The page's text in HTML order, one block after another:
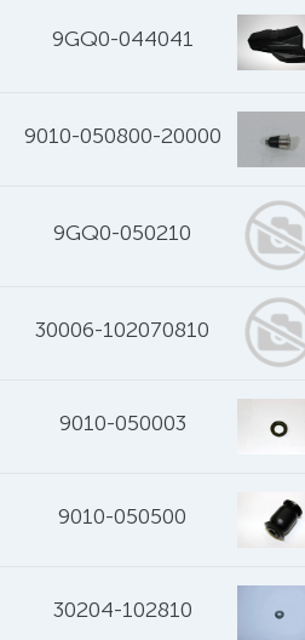
9GQ0-044041
9010-050800-20000
9GQ0-050210
30006-102070810
9010-050003
9010-050500
30204-102810